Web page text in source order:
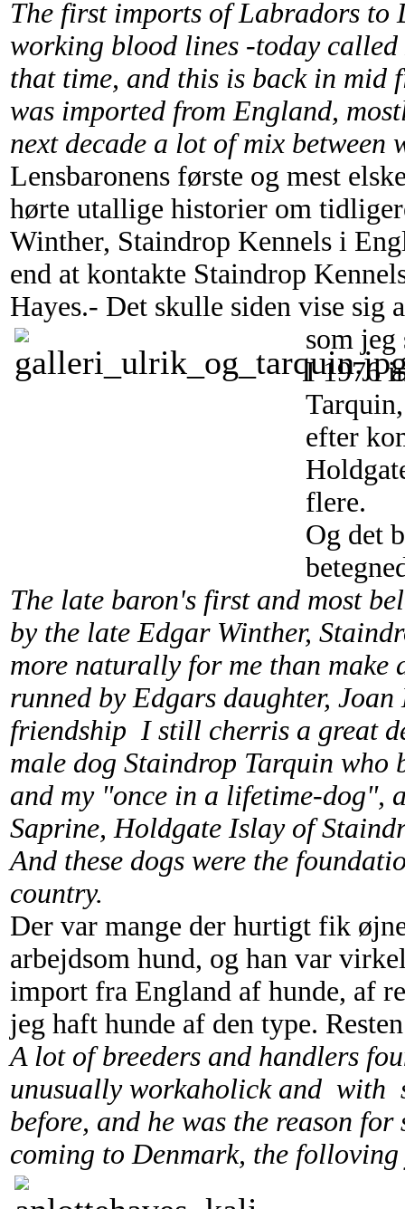
The first imports of Labradors
working blood lines -today
that time, and this is back in mid
was imported from England,
next decade a lot of mix between
Lensbaronens første og mest
hørte utallige historier om
Winther, Staindrop Kennels i
end at kontakte Staindrop
Hayes.- Det skulle siden vise sig
som
I 1976
efter
flere.
Og det
The late baron's first and most
by the late Edgar Winther,
more naturally for me than make
runned by Edgars daughter,
friendship I still cherris a great
male dog Staindrop Tarquin
and my "once in a lifetime-dog",
Saprine, Holdgate Islay of
And these dogs were the
country.
Der var mange der hurtigt fik
arbejdsom hund, og han var
import fra England af hunde, af
jeg haft hunde af den type.
A lot of breeders and handlers
unusually workaholick and with
before, and he was the reason
coming to Denmark, the